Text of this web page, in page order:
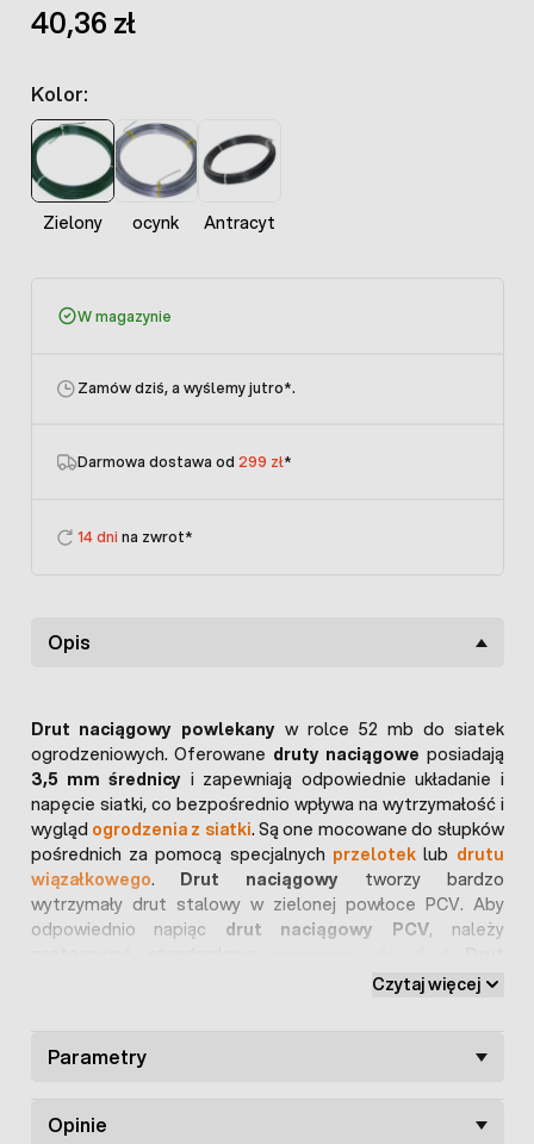
40,36 zł
Kolor:
Zielony ocynk Antracyt
W magazynie
Zamów dziś, a wyślemy jutro*.
Darmowa dostawa od 299 zł*
14 dni na zwrot*
Opis
Drut naciągowy powlekany w rolce 52 mb do siatek
ogrodzeniowych. Oferowane druty naciągowe posiadają
3,5 mm średnicy i zapewniają odpowiednie układanie i
napęcie siatki, co bezpośrednio wpływa na wytrzymałość i
wygląd ogrodzenia z siatki. Są one mocowane do słupków
pośrednich za pomocą specjalnych przeloteklub drutu
wiązałkowego. Drut naciągowy tworzy bardzo
wytrzymały drut stalowy w zielonej powłoce PCV. Aby
odpowiednio napiąc drut naciągowy PCV, należy
ma kluczowe znaczenie dlawytrzymałości
siatki 150 i 125 cm oraz 2 poziomy dla siatek 100 cm.
Czytaj więcej
Parametry
Opinie